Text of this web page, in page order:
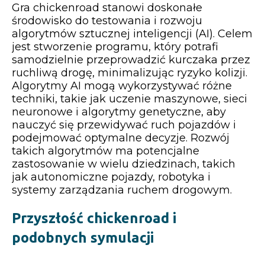
Gra chickenroad stanowi doskonałe
środowisko do testowania i rozwoju
algorytmów sztucznej inteligencji (AI). Celem
jest stworzenie programu, który potrafi
samodzielnie przeprowadzić kurczaka przez
ruchliwą drogę, minimalizując ryzyko kolizji.
Algorytmy AI mogą wykorzystywać różne
techniki, takie jak uczenie maszynowe, sieci
neuronowe i algorytmy genetyczne, aby
nauczyć się przewidywać ruch pojazdów i
podejmować optymalne decyzje. Rozwój
takich algorytmów ma potencjalne
zastosowanie w wielu dziedzinach, takich
jak autonomiczne pojazdy, robotyka i
systemy zarządzania ruchem drogowym.
Przyszłość chickenroad i
podobnych symulacji